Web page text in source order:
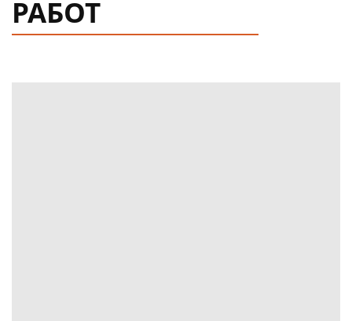
РАБОТ